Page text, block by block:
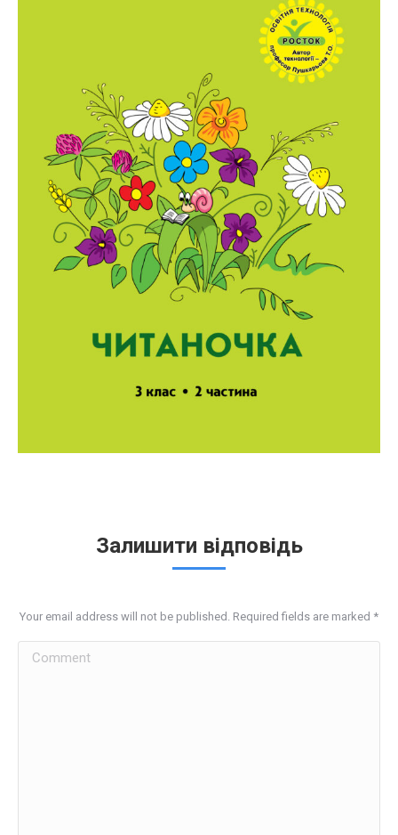
Залишити відповідь
Your email address will not be published. Required fields are marked *
Comment